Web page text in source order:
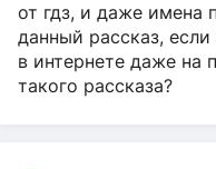
от гдз, и даже имена
данный рассказ,
в интернете даже на
такого рассказа?